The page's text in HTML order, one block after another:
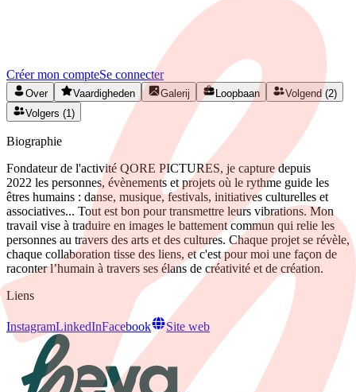
Créez votre profil gratuitement et développez votre réseau artistique
Créer mon compteSe connecter
Over Vaardigheden Galerij Loopbaan
Volgend (2)
Volgers (1)
Biographie
Fondateur de l'activité QORE PICTURES, je capture depuis
2022 les personnes, évènements et projets où le rythme guide les
êtres humains : danse, musique, festivals, initiatives culturelles et
associatives... Tout est bon pour transmettre leurs vibrations. Mon
travail vise à traduire en images le battement commun qui relie les
personnes au travers des arts et des cultures. Chaque projet se révèle,
chaque collaboration tisse des liens, et c'est pour moi une façon de
raconter l’humain à travers ses élans de créativité et de création.
Liens
InstagramLinkedInFacebook Site web